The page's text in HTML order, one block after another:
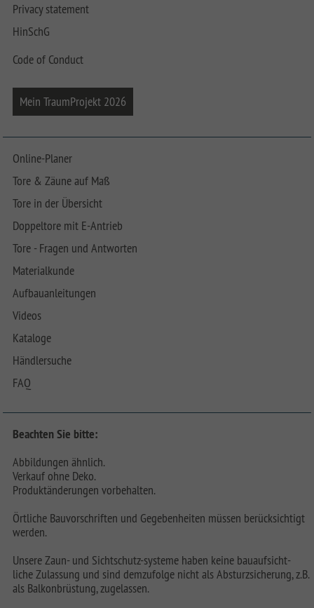
Privacy statement
HinSchG
Code of Conduct
Mein TraumProjekt 2026
Online-Planer
Tore & Zäune auf Maß
Tore in der Übersicht
Doppeltore mit E-Antrieb
Tore - Fragen und Antworten
Materialkunde
Aufbauanleitungen
Videos
Kataloge
Händlersuche
FAQ
Beachten Sie bitte:
Abbildungen ähnlich.
Verkauf ohne Deko.
Produktänderungen vorbehalten.
Örtliche Bauvorschriften und Gegebenheiten müssen berücksichtigt
werden.
Unsere Zaun- und Sichtschutz-systeme haben keine bauaufsicht-
liche Zulassung und sind demzufolge nicht als Absturzsicherung, z.B.
als Balkonbrüstung, zugelassen.